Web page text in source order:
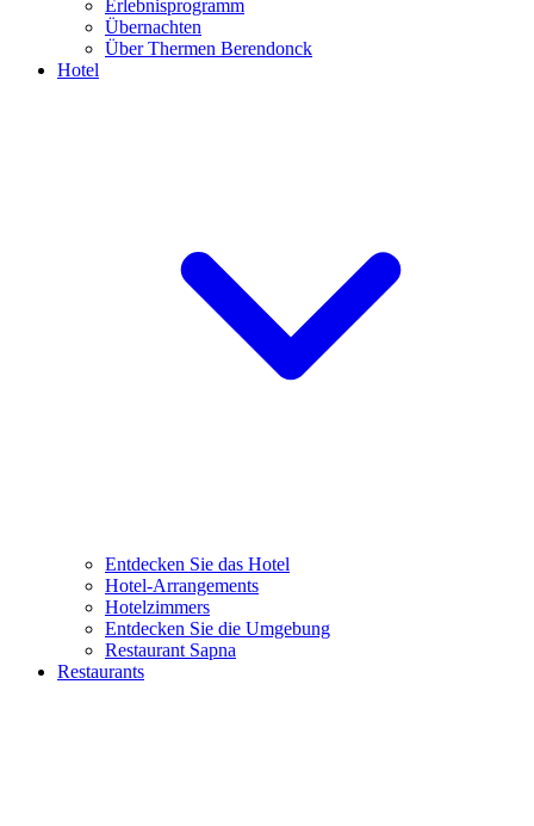
Erlebnisprogramm
Übernachten
Über Thermen Berendonck
Hotel
Entdecken Sie das Hotel
Hotel-Arrangements
Hotelzimmers
Entdecken Sie die Umgebung
Restaurant Sapna
Restaurants